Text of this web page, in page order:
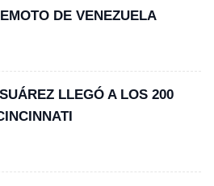
DE VENEZUELA
LLEGÓ A LOS 200